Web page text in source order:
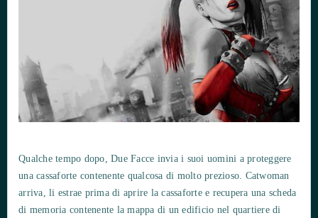
Qualche tempo dopo, Due Facce invia i suoi uomini a proteggere
una cassaforte contenente qualcosa di molto prezioso. Catwoman
arriva, li estrae prima di aprire la cassaforte e recupera una scheda
di memoria contenente la mappa di un edificio nel quartiere di